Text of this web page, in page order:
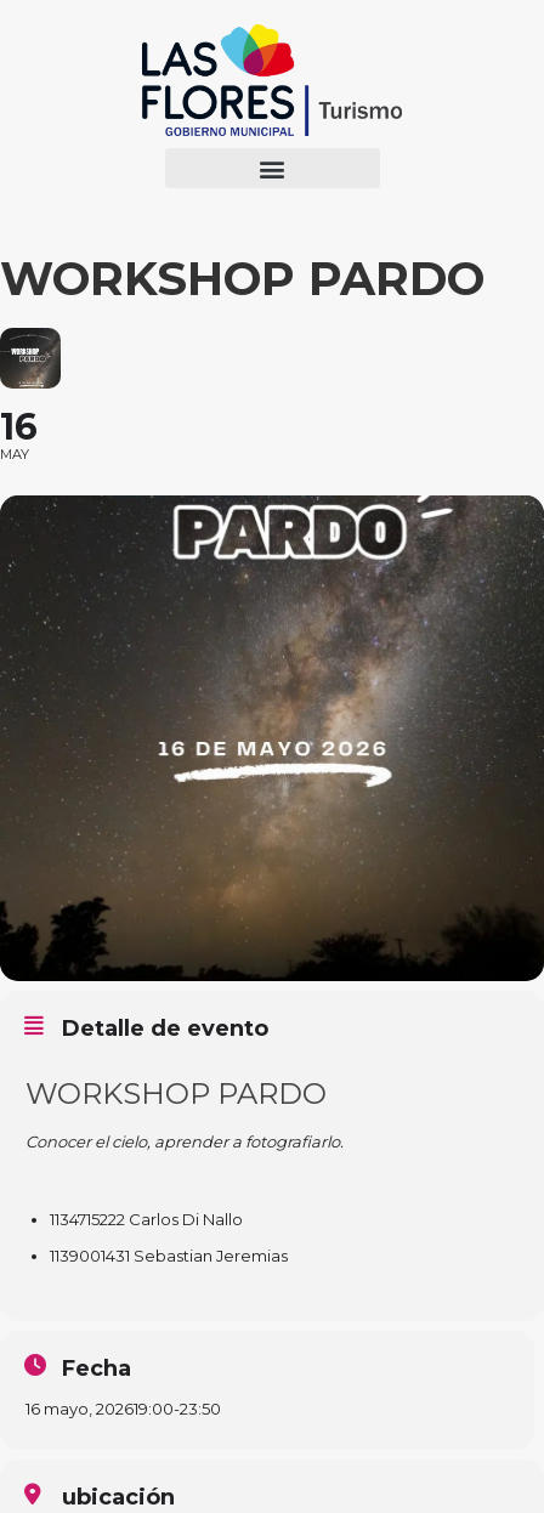
WORKSHOP PARDO
16
MAY
Detalle de evento
WORKSHOP PARDO
Conocer el cielo, aprender a fotografiarlo.
1134715222 Carlos Di Nallo
1139001431 Sebastian Jeremias
Fecha
16 mayo, 202619:00-23:50
ubicación